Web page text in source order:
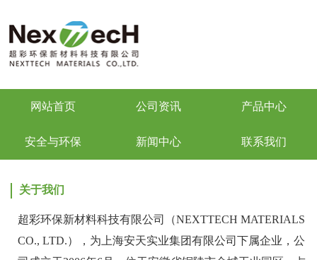
网站首页 公司资讯 产品中心
安全与环保 新闻中心 联系我们
关于我们
超彩环保新材料科技有限公司（NEXTTECH MATERIALS
CO., LTD.），为上海安天实业集团有限公司下属企业，公